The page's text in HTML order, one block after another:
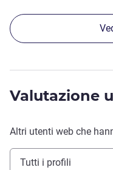
Valutazione
Altri utenti web che
Tutti i profili